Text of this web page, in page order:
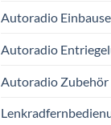
Autoradio
Autoradio
Autoradio Zubehör